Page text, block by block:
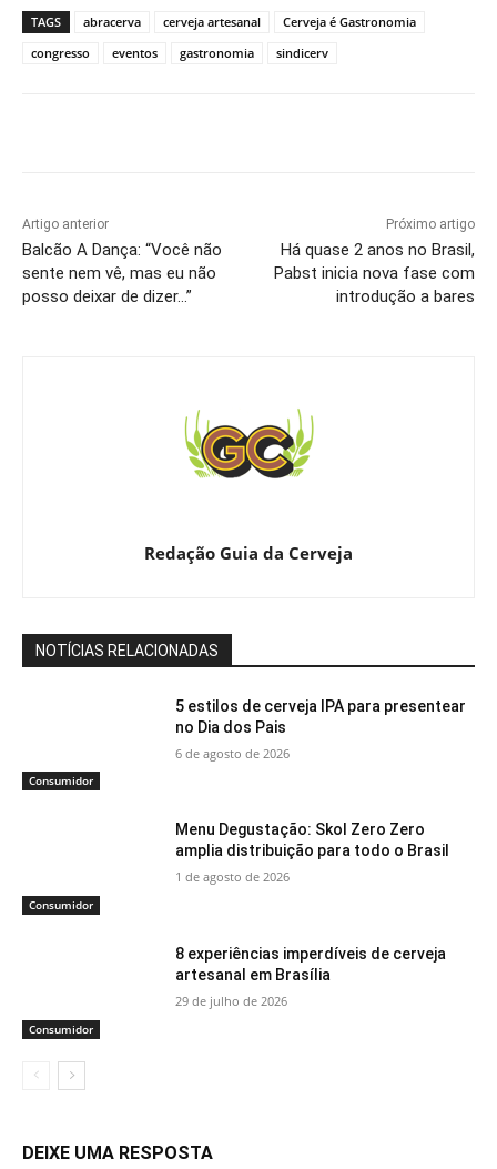
TAGS abracerva cerveja artesanal
Cerveja é Gastronomia
congresso
eventos gastronomia sindicerv
Artigo anterior
Balcão A Dança: “Você não
sente nem vê, mas eu não
posso deixar de dizer…”
Próximo artigo
Há quase 2 anos no Brasil,
Pabst inicia nova fase com
introdução a bares
Redação Guia da Cerveja
NOTÍCIAS RELACIONADAS
Consumidor
5 estilos de cerveja IPA para presentear
no Dia dos Pais
6 de agosto de 2026
Consumidor
Menu Degustação: Skol Zero Zero
amplia distribuição para todo o Brasil
1 de agosto de 2026
Consumidor
8 experiências imperdíveis de cerveja
artesanal em Brasília
29 de julho de 2026
DEIXE UMA RESPOSTA